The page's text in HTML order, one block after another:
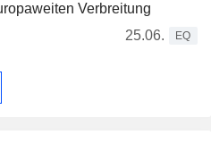
Verbreitung
25.06.
EQ